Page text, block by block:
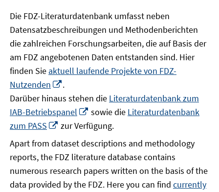
Die FDZ-Literaturdatenbank umfasst neben
Datensatzbeschreibungen und Methodenberichten
die zahlreichen Forschungsarbeiten, die auf Basis der
am FDZ angebotenen Daten entstanden sind. Hier
finden Sie aktuell laufende Projekte von FDZ-
Nutzenden
neuem
Fenster
öffnen
.
Darüber hinaus stehen die Literaturdatenbank zum
IAB-Betriebspanel
In
neuem
Fenster
öffnen
sowie die Literaturdatenbank
zum PASS
In
Fenster
öffnen
zur Verfügung.
Apart from dataset descriptions and methodology
reports, the FDZ literature database contains
numerous research papers written on the basis of the
data provided by the FDZ. Here you can find currently